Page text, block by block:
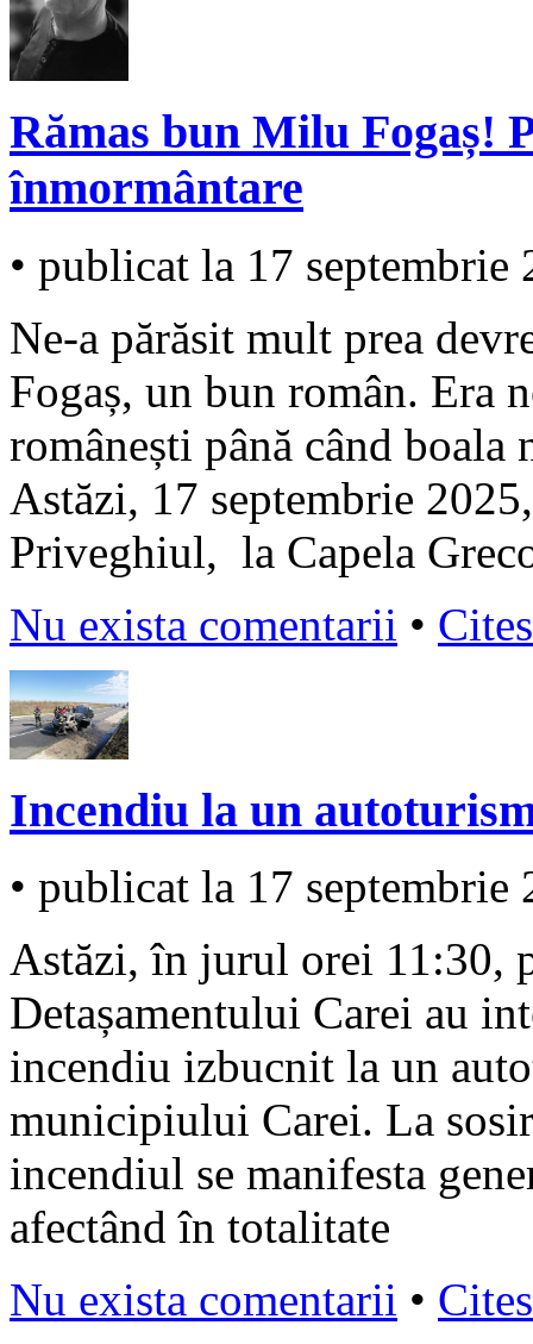
Rămas bun Milu Fogaș!
înmormântare
• publicat la 17 septembrie
Ne-a părăsit mult prea
Fogaș, un bun român. Era
românești până când boala
Astăzi, 17 septembrie
Priveghiul, la Capela
Nu exista comentarii •
Incendiu la un
• publicat la 17 septembrie
Astăzi, în jurul orei 11:30,
Detașamentului Carei au
incendiu izbucnit la un
municipiului Carei. La
incendiul se manifesta
afectând în totalitate
Nu exista comentarii •